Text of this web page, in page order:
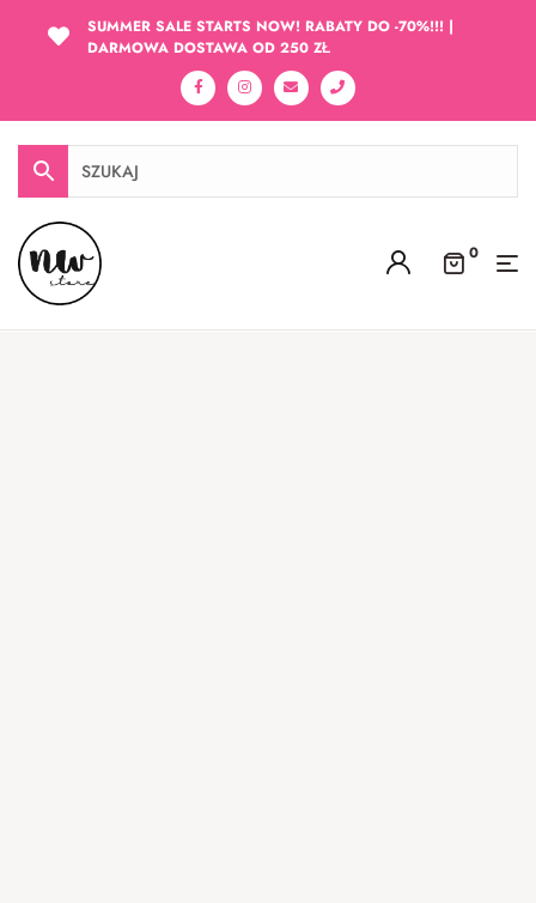
SUMMER SALE STARTS NOW! RABATY DO -70%!!! |
DARMOWA DOSTAWA OD 250 ZŁ
0